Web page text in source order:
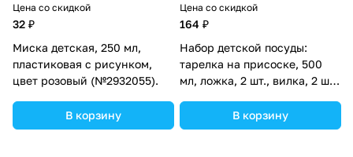
Цена со скидкой
32 ₽
Миска детская, 250 мл,
пластиковая с рисунком,
цвет розовый (№2932055).
В корзину
Цена со скидкой
164 ₽
Набор детской посуды:
тарелка на присоске, 500
мл, ложка, 2 шт., вилка, 2 шт.,
В корзину